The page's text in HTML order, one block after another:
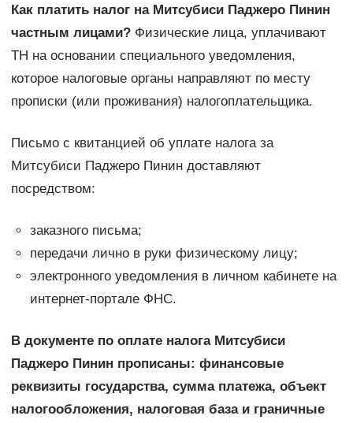
Как платить налог на Митсубиси Паджеро Пинин
частным лицами?Физические лица, уплачивают
ТН на основании специального уведомления,
которое налоговые органы направляют по месту
прописки (или проживания) налогоплательщика.
Письмо с квитанцией об уплате налога за
Митсубиси Паджеро Пинин доставляют
посредством:
заказного письма;
передачи лично в руки физическому лицу;
электронного уведомления в личном кабинете на
интернет-портале ФНС.
В документе по оплате налога Митсубиси
Паджеро Пинин прописаны: финансовые
реквизиты государства, сумма платежа, объект
налогообложения, налоговая база и граничные